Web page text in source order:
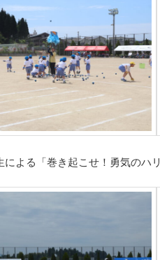
による「巻き起こせ！勇気のハ